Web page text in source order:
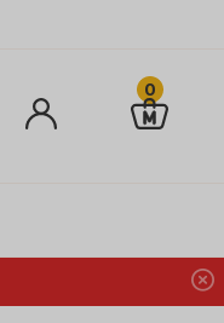
0